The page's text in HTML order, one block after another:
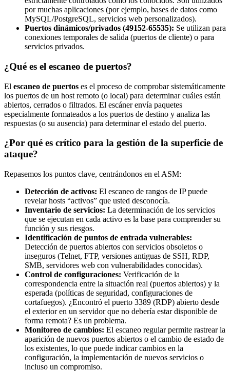
por muchas aplicaciones (por ejemplo, bases de datos como
MySQL/PostgreSQL, servicios web personalizados).
Puertos dinámicos/privados (49152-65535): Se utilizan para
conexiones temporales de salida (puertos de cliente) o para
servicios privados.
¿Qué es el escaneo de puertos?
El escaneo de puertos es el proceso de comprobar sistemáticamente
los puertos de un host remoto (o local) para determinar cuáles están
abiertos, cerrados o filtrados. El escáner envía paquetes
especialmente formateados a los puertos de destino y analiza las
respuestas (o su ausencia) para determinar el estado del puerto.
¿Por qué es crítico para la gestión de la superficie de
ataque?
Repasemos los puntos clave, centrándonos en el ASM:
Detección de activos: El escaneo de rangos de IP puede
revelar hosts “activos” que usted desconocía.
Inventario de servicios: La determinación de los servicios
que se ejecutan en cada activo es la base para comprender su
función y sus riesgos.
Identificación de puntos de entrada vulnerables:
Detección de puertos abiertos con servicios obsoletos o
inseguros (Telnet, FTP, versiones antiguas de SSH, RDP,
SMB, servidores web con vulnerabilidades conocidas).
Control de configuraciones: Verificación de la
correspondencia entre la situación real (puertos abiertos) y la
esperada (políticas de seguridad, configuraciones de
cortafuegos). ¿Encontró el puerto 3389 (RDP) abierto desde
el exterior en un servidor que no debería estar disponible de
forma remota? Es un problema.
Monitoreo de cambios: El escaneo regular permite rastrear la
aparición de nuevos puertos abiertos o el cambio de estado de
los existentes, lo que puede indicar cambios en la
configuración, la implementación de nuevos servicios o
incluso un compromiso.